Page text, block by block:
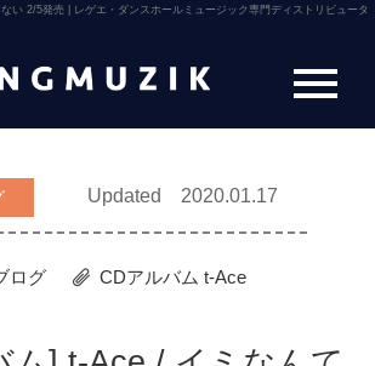
い 2/5発売 | レゲエ・ダンスホールミュージック専門ディストリビュータ
Updated 2020.01.17
ログ CDアルバム t-Ace